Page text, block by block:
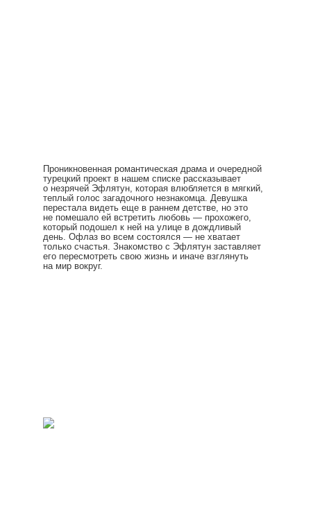
Проникновенная романтическая драма и очередной
турецкий проект в нашем списке рассказывает
о незрячей Эфлятун, которая влюбляется в мягкий,
теплый голос загадочного незнакомца. Девушка
перестала видеть еще в раннем детстве, но это
не помешало ей встретить любовь — прохожего,
который подошел к ней на улице в дождливый
день. Офлаз во всем состоялся — не хватает
только счастья. Знакомство с Эфлятун заставляет
его пересмотреть свою жизнь и иначе взглянуть
на мир вокруг.